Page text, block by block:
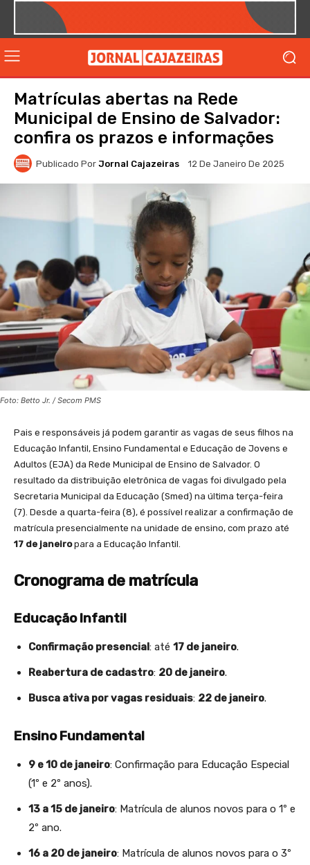
Matrículas abertas na Rede
Municipal de Ensino de Salvador:
confira os prazos e informações
Publicado Por Jornal Cajazeiras 12 De Janeiro De 2025
Foto: Betto Jr. / Secom PMS
Pais e responsáveis já podem garantir as vagas de seus filhos na
Educação Infantil, Ensino Fundamental e Educação de Jovens e
Adultos (EJA) da Rede Municipal de Ensino de Salvador. O
resultado da distribuição eletrônica de vagas foi divulgado pela
Secretaria Municipal da Educação (Smed) na última terça-feira
(7). Desde a quarta-feira (8), é possível realizar a confirmação de
matrícula presencialmente na unidade de ensino, com prazo até
17 de janeiropara a Educação Infantil.
Cronograma de matrícula
Educação Infantil
Confirmação presencial: até 17 de janeiro.
Reabertura de cadastro: 20 de janeiro.
Busca ativa por vagas residuais: 22 de janeiro.
Ensino Fundamental
9 e 10 de janeiro: Confirmação para Educação Especial
(1º e 2º anos).
13 a 15 de janeiro: Matrícula de alunos novos para o 1º e
2º ano.
16 a 20 de janeiro: Matrícula de alunos novos para o 3º